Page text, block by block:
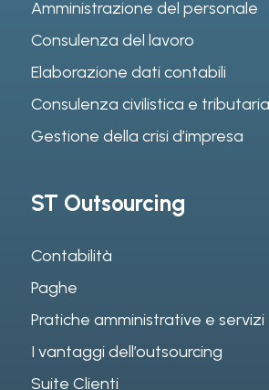
Amministrazione del personale
Consulenza del lavoro
Elaborazione dati contabili
Consulenza civilistica e tributaria
Gestione della crisi d’impresa
ST Outsourcing
Contabilità
Paghe
Pratiche amministrative e
I vantaggi dell’outsourcing
Suite Clienti